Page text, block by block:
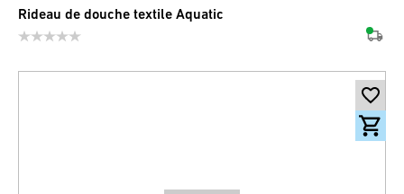
Rideau de douche textile Aquatic